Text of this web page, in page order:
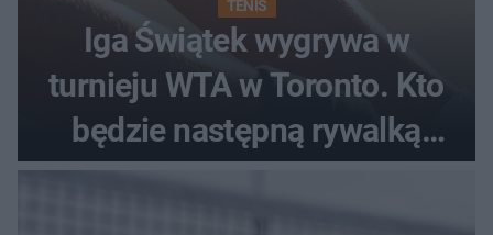
TENIS
Iga Świątek wygrywa w
turnieju WTA w Toronto. Kto
będzie następną rywalką